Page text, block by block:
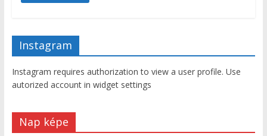
Instagram
Instagram requires authorization to view a user profile. Use
autorized account in widget settings
Nap képe